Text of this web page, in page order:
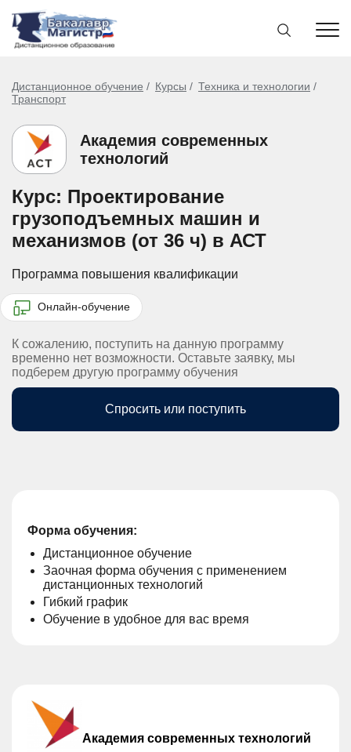
Дистанционное обучение Курсы
Техника и технологии
Транспорт
Академия современных
технологий
Курс: Проектирование
грузоподъемных машин и
механизмов (от 36 ч) в АСТ
Программа повышения квалификации
Онлайн-обучение
К сожалению, поступить на данную программу
временно нет возможности. Оставьте заявку, мы
подберем другую программу обучения
Спросить или поступить
Форма обучения:
Дистанционное обучение
Заочная форма обучения с применением
дистанционных технологий
Гибкий график
Обучение в удобное для вас время
Академия современных технологий